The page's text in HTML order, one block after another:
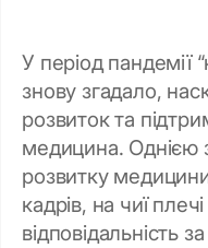
У період пандемії
знову згадало,
розвиток та
медицина. Однією
розвитку
кадрів, на чиї
відповідальність